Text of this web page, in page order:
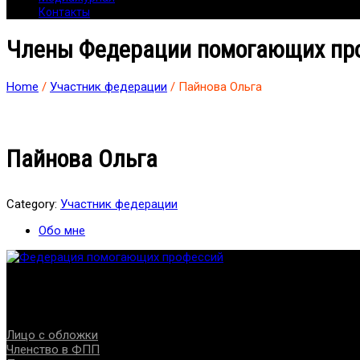
Контакты
Члены Федерации помогающих
Home / Участник федерации / Пайнова Ольга
Пайнова Ольга
Category: Участник федерации
Обо мне
Лицо с обложки
Членство в ФПП